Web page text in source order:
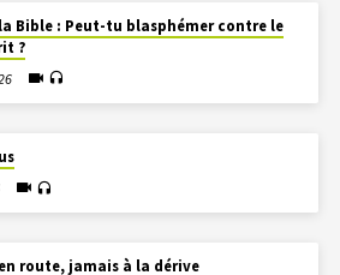
la Bible : Peut-tu blasphémer contre le
?
route, jamais à la dérive